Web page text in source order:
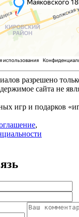
разрешено
сайта не
игр и подарков
,